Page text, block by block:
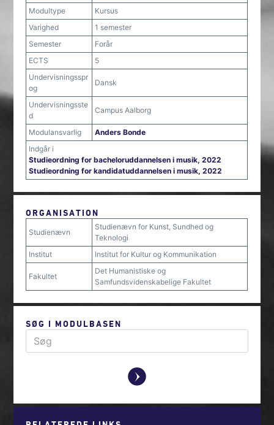
Modultype
Kursus
Varighed
1 semester
Semester
Forår
ECTS
5
Undervisningsspr
og
Dansk
Undervisningsste
d
Campus Aalborg
Modulansvarlig
Anders Bonde
Indgår i
Studieordning for bacheloruddannelsen i musik, 2022
Studieordning for kandidatuddannelsen i musik, 2022
ORGANISATION
Studienævn
Studienævn for Kunst, Sundhed og
Teknologi
Institut
Institut for Kultur og Kommunikation
Fakultet
Det Humanistiske og
Samfundsvidenskabelige Fakultet
SØG I MODULBASEN
y